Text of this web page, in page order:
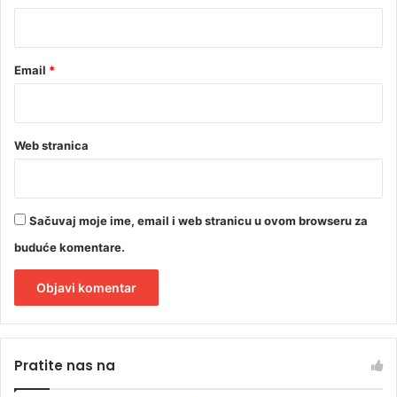
n
Email *
Web stranica
Sačuvaj moje ime, email i web stranicu u ovom browseru za
buduće komentare.
tPratite nas na